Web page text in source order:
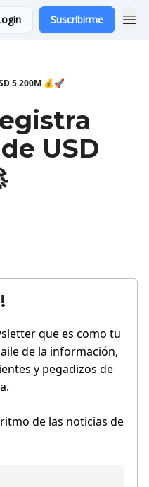
Suscribirme
5.200M 💰🚀
USD
que es como tu
de la información,
y pegadizos de
de las noticias de